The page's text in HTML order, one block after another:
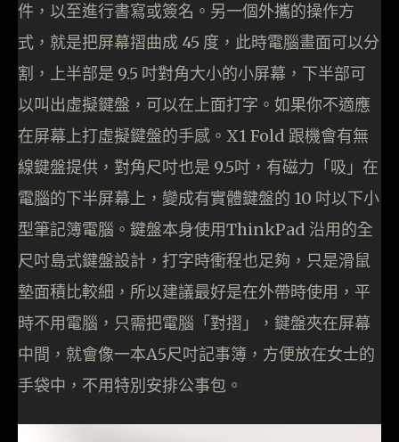
件，以至進行書寫或簽名。另一個外攜的操作方
式，就是把屏幕摺曲成 45 度，此時電腦畫面可以分
割，上半部是 9.5 吋對角大小的小屏幕，下半部可
以叫出虛擬鍵盤，可以在上面打字。如果你不適應
在屏幕上打虛擬鍵盤的手感。X1 Fold 跟機會有無
線鍵盤提供，對角尺吋也是 9.5吋，有磁力「吸」在
電腦的下半屏幕上，變成有實體鍵盤的 10 吋以下小
型筆記簿電腦。鍵盤本身使用ThinkPad 沿用的全
尺吋島式鍵盤設計，打字時衝程也足夠，只是滑鼠
墊面積比較細，所以建議最好是在外帶時使用，平
時不用電腦，只需把電腦「對摺」，鍵盤夾在屏幕
中間，就會像一本A5尺吋記事簿，方便放在女士的
手袋中，不用特別安排公事包。